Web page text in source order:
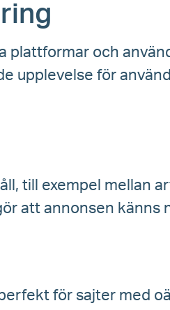
och
upplevelse för
till exempel mellan
att annonsen
för sajter med